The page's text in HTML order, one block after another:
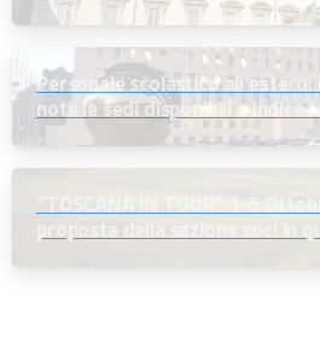
Personale scolastico all’estero:
note le sedi disponibili e indice
“TOSCANA IN TOUR” 1-5 Ottobre 2026: una
proposta della sezione soci in